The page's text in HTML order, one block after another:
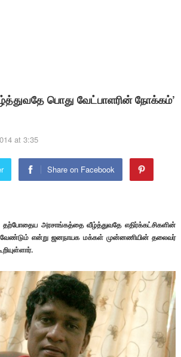
பொது வேட்பாளரின் நோக்கம்’
at 3:35
Share on Facebook
தற்போதைய அரசாங்கத்தை வீழ்த்துவதே எதிர்க்கட்சிகளின்
வேண்டும் என்று ஜனநாயக மக்கள் முன்னணியின் தலைவர்